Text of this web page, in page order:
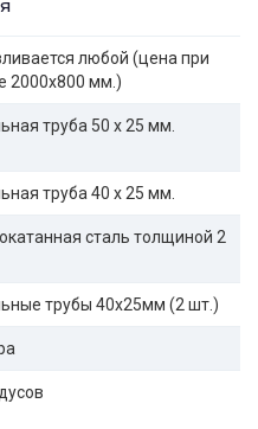
любой (цена при
2000x800 мм.)
труба 50 х 25 мм.
труба 40 х 25 мм.
сталь толщиной 2
трубы 40х25мм (2 шт.)